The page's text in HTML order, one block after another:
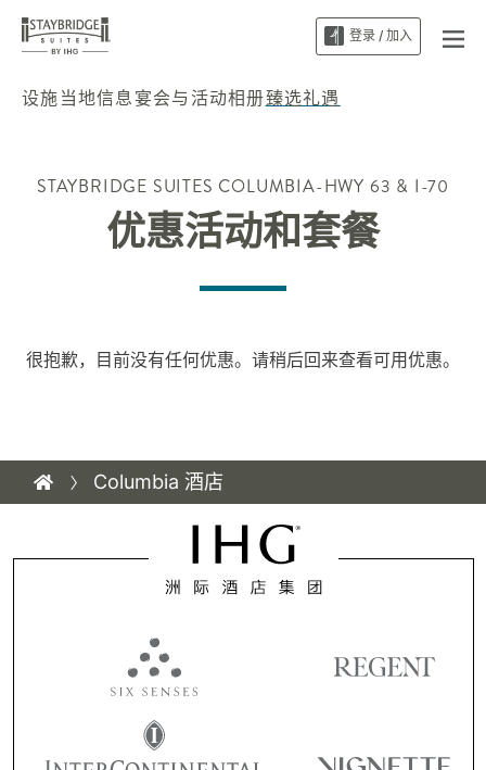
登录 / 加入
设施当地信息宴会与活动相册臻选礼遇
STAYBRIDGE SUITES COLUMBIA-HWY 63 & I-70
优惠活动和套餐
很抱歉，目前没有任何优惠。请稍后回来查看可用优惠。
Columbia 酒店